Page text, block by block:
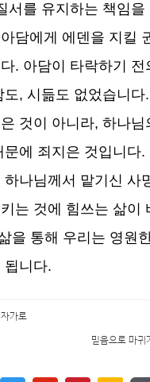
서를 유지하는 책임
담에게 에덴을 지킬
. 아담이 타락하기 전
도, 시듦도 없었습니다.
것이 아니라, 하나님
문에 죄지은 것입니다.
하나님께서 맡기신 사
는 것에 힘쓰는 삶이
을 통해 우리는 영원
됩니다.
가로
믿음으로 마귀